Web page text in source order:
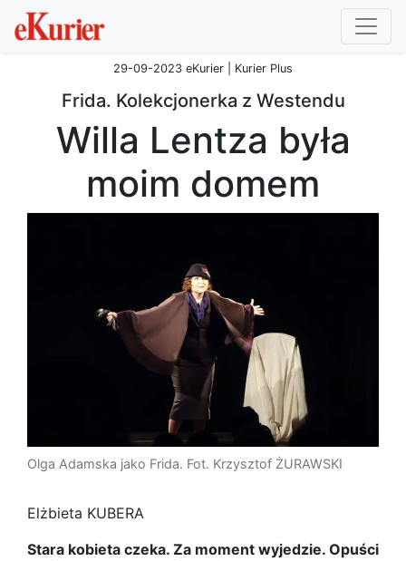
29-09-2023 eKurier | Kurier Plus
Frida. Kolekcjonerka z Westendu
Willa Lentza była
moim domem
Olga Adamska jako Frida. Fot. Krzysztof ŻURAWSKI
Elżbieta KUBERA
Stara kobieta czeka. Za moment wyjedzie. Opuści